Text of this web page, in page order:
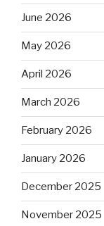
June 2026
May 2026
April 2026
March 2026
February 2026
January 2026
December 2025
November 2025